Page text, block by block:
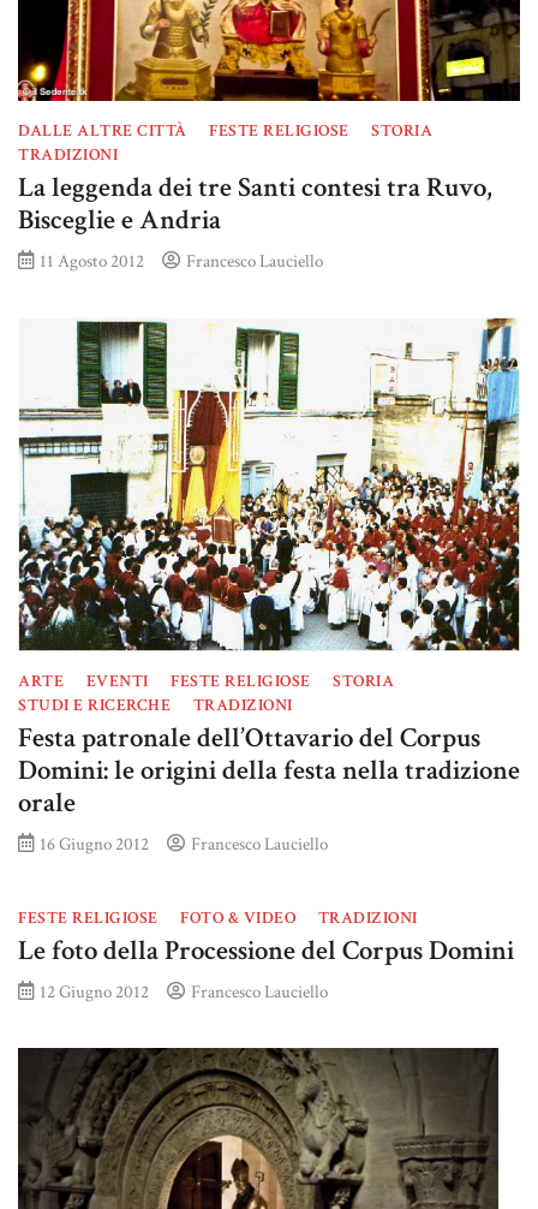
DALLE ALTRE CITTÀ FESTE RELIGIOSE
STORIA
TRADIZIONI
La leggenda dei tre Santi contesi tra Ruvo,
Bisceglie e Andria
11 Agosto 2012 Francesco Lauciello
ARTE EVENTI FESTE RELIGIOSE
STORIA
STUDI E RICERCHE
TRADIZIONI
Festa patronale dell’Ottavario del Corpus
Domini: le origini della festa nella tradizione
orale
16 Giugno 2012 Francesco Lauciello
FESTE RELIGIOSE FOTO & VIDEO TRADIZIONI
Le foto della Processione del Corpus Domini
12 Giugno 2012 Francesco Lauciello